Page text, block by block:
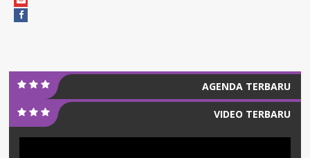
AGENDA TERBARU
VIDEO TERBARU